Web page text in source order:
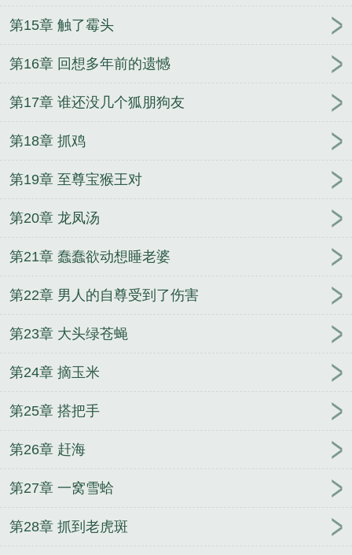
第15章 触了霉头
第16章 回想多年前的遗憾
第17章 谁还没几个狐朋狗友
第18章 抓鸡
第19章 至尊宝猴王对
第20章 龙凤汤
第21章 蠢蠢欲动想睡老婆
第22章 男人的自尊受到了伤害
第23章 大头绿苍蝇
第24章 摘玉米
第25章 搭把手
第26章 赶海
第27章 一窝雪蛤
第28章 抓到老虎斑